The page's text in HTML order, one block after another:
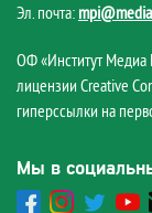
Эл. почта:
ОФ «Институт Медиа
лицензии Creative
гиперссылки на
Мы в